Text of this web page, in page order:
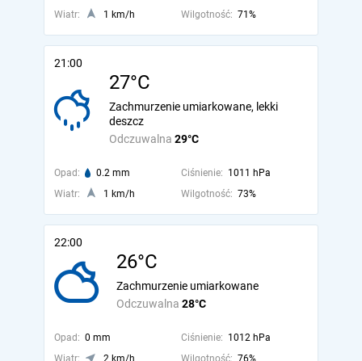
Wiatr:
1 km/h Wilgotność: 71%
21:00
27°C
Odczuwalna 29°C
Zachmurzenie umiarkowane, lekki
deszcz
Opad: 0.2 mm Ciśnienie: 1011 hPa
Wiatr:
1 km/h Wilgotność: 73%
22:00
26°C
Odczuwalna 28°C
Zachmurzenie umiarkowane
Opad: 0 mm Ciśnienie: 1012 hPa
Wiatr:
2 km/h Wilgotność: 76%